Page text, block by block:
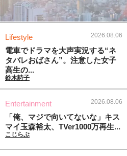
Lifestyle 2026.08.06
電車でドラマを大声実況する“ネ
タバレおばさん”。注意した女子
高生の...
鈴木詩子
Entertainment 2026.08.06
「俺、マジで向いてないな」キス
マイ玉森裕太、TVer1000万再生...
こじらぶ